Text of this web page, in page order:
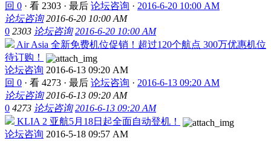
回 0 · 看 2303 · 最后 论坛咨询 · 2016-6-20 10:00 AM
论坛咨询 2016-6-20 10:00 AM
0 2303 论坛咨询 2016-6-20 10:00 AM
Air Asia 全新免费机位促销！超过120个航点 300万优惠机位
待订购！
论坛咨询 2016-6-13 09:20 AM
回 0 · 看 4273 · 最后 论坛咨询 · 2016-6-13 09:20 AM
论坛咨询 2016-6-13 09:20 AM
0 4273 论坛咨询 2016-6-13 09:20 AM
KLIA 2 亚航5月18日起全面自动登机！
论坛咨询 2016-5-18 09:57 AM